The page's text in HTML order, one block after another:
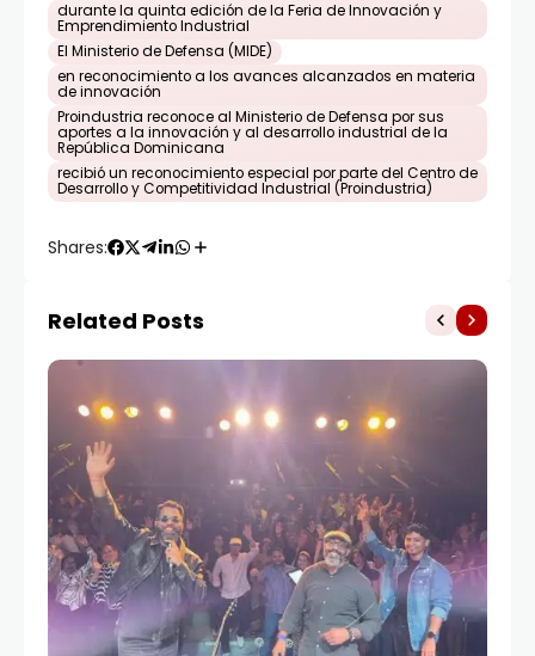
durante la quinta edición de la Feria de Innovación y
Emprendimiento Industrial
El Ministerio de Defensa (MIDE)
en reconocimiento a los avances alcanzados en materia
de innovación
Proindustria reconoce al Ministerio de Defensa por sus
aportes a la innovación y al desarrollo industrial de la
República Dominicana
recibió un reconocimiento especial por parte del Centro de
Desarrollo y Competitividad Industrial (Proindustria)
Shares:
Related Posts